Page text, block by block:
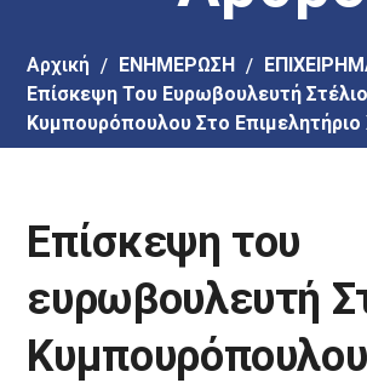
Αρχική EΝΗΜΕΡΩΣΗ
Επίσκεψη Του Ευρωβουλευτή
Κυμπουρόπουλου Στο Επιμελητήριο
Επίσκεψη του
ευρωβουλευτή